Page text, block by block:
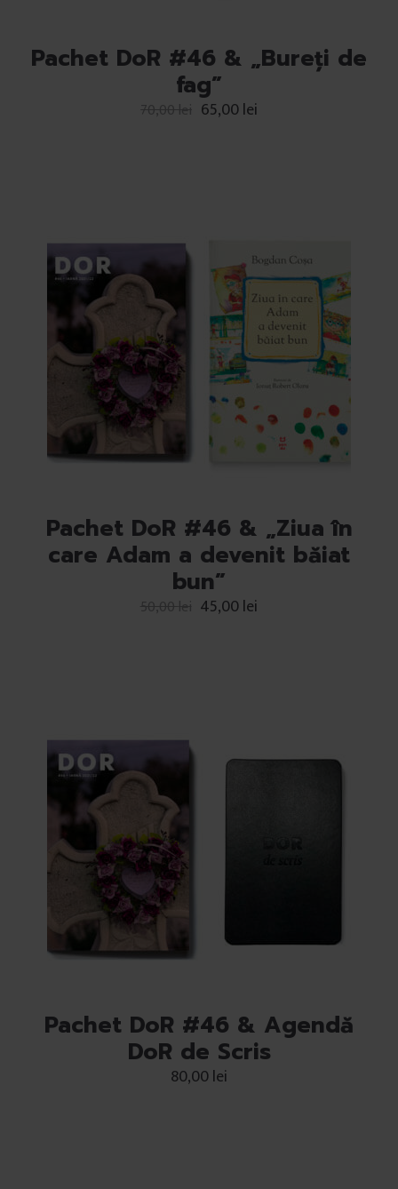
Pachet DoR #46 & „Bureți de
fag”
70,00lei 65,00lei
Pachet DoR #46 & „Ziua în
care Adam a devenit băiat
bun”
50,00lei 45,00lei
Pachet DoR #46 & Agendă
DoR de Scris
80,00lei